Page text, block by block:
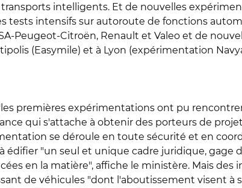
intelligents. Et de nouvelles
tests intensifs sur autoroute de fonctions
Peugeot-Citroën, Renault et Valeo et de
(Easymile) et à Lyon (expérimentation
premières expérimentations ont pu
qui s'attache à obtenir des porteurs de
se déroule en toute sécurité et en
édifier "un seul et unique cadre juridique, gage
en la matière", affiche le ministère. Mais
de véhicules "dont l'aboutissement visent